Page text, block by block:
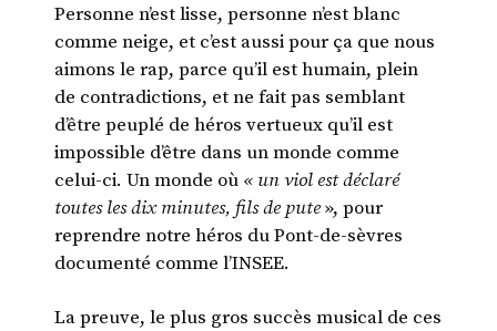
Personne n’est lisse, personne n’est blanc
comme neige, et c’est aussi pour ça que nous
aimons le rap, parce qu’il est humain, plein
de contradictions, et ne fait pas semblant
d’être peuplé de héros vertueux qu’il est
impossible d’être dans un monde comme
celui-ci. Un monde où « un viol est déclaré
toutes les dix minutes, fils de pute», pour
reprendre notre héros du Pont-de-sèvres
documenté comme l’INSEE.
La preuve, le plus gros succès musical de ces